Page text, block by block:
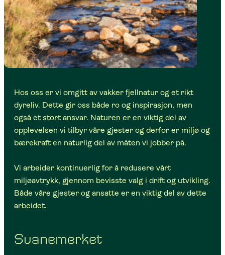
Hos oss er vi omgitt av vakker fjellnatur og et rikt
dyreliv. Dette gir oss både ro og inspirasjon, men
også et stort ansvar. Naturen er en viktig del av
opplevelsen vi tilbyr våre gjester og derfor er miljø og
bærekraft en naturlig del av måten vi jobber på.
Vi arbeider kontinuerlig for å redusere vårt
miljøavtrykk, gjennom bevisste valg i drift og utvikling.
Både våre gjester og ansatte er en viktig del av dette
arbeidet.
Svanemerket